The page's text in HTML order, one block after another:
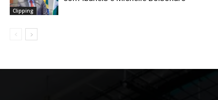
Clipping